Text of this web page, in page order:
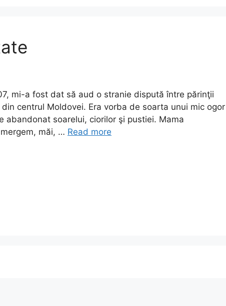
mi-a fost dat să aud o stranie dispută între părinţii
centrul Moldovei. Era vorba de soarta unui mic ogor
abandonat soarelui, ciorilor şi pustiei. Mama
măi, … Read more